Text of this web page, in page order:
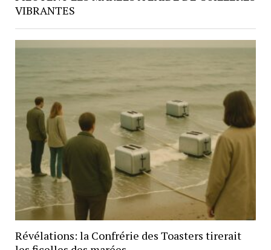
VIBRANTES
Révélations: la Confrérie des Toasters tirerait